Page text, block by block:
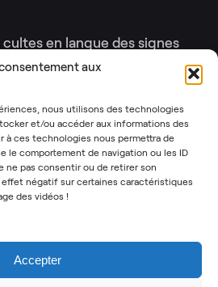
aux
nous utilisons des technologies
et/ou accéder aux informations des
à ces technologies nous permettra de
le comportement de navigation ou les ID
ne pas consentir ou de retirer son
négatif sur certaines caractéristiques
des vidéos !
Accepter
cultes en langue des signes
cultes en intégralité
It
Nos émissions
OSYR – Dernière saison
OSYR – Autres saisons
Notre Rendez-Vous
T’as 2 minutes
de cookies (UE)